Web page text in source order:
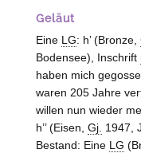
Geläut
Eine LG: h’ (Bronze,
Bodensee), Inschrift
haben mich
waren 205 Jahre
willen nun wieder
h’’ (Eisen, Gj. 1947,
Bestand: Eine LG